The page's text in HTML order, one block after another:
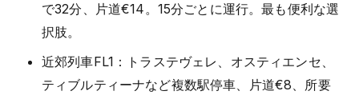
で32分、片道€14。15分ごとに運行。最も便利な選
択肢。
近郊列車FL1：トラステヴェレ、オスティエンセ、
ティブルティーナなど複数駅停車、片道€8、所要